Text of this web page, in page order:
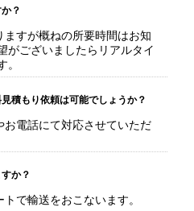
？
ますが概ねの所要時間はお知
がございましたらリアルタイ
。
積もり依頼は可能でしょうか？
お電話にて対応させていただ
か？
で輸送をおこないます。